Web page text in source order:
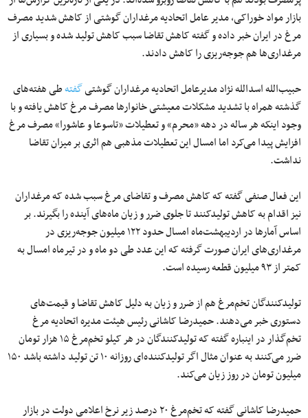
بازار مواد خوراکی، مدیر عامل اتحادیه مرغداران گوشتی از کاهش شدید مصرف
مرغ در ایران خبر داده و گفته کاهش تقاضا سبب کاهش تولید شده و بسیاری از
مرغداری‌ها هم جوجه‌ریزی را کاهش دادند.
حبیب‌الله اسدالله نژاد مدیرعامل اتحادیه مرغداران گوشتیگفتهطی هفته‌های
گذشته همراه با تشدید مشکلات معیشتی خانوارها مصرف مرغ کاهش یافته و با
وجود اینکه هر ساله در دهه «محرم» و تعطیلات «تاسوعا و عاشورا» مصرف مرغ
افزایش پیدا می‌کرد اما امسال این تعطیلات مذهبی هم اثری بر میزان تقاضا
نداشت.
این فعال صنفی گفته که کاهش مصرف و تقاضای مرغ سبب شده که مرغداران
نیز اقدام به کاهش تولیدکنند تا جلوی ضرر و زیان ماه‌های آینده را بگیرند. بر
اساس آمارها در اردیبهشت‌ماه امسال حدود ۱۲۲ میلیون جوجه‌ریزی در
مرغداری‌های ایران صورت گرفته که این عدد طی دو ماه و در تیرماه امسال به
کمتر از ۹۳ میلیون قطعه رسیده است.
تولیدکنندگان تخم‌مرغ هم از ضرر و زیان به دلیل کاهش تقاضا و قیمت‌های
دستوری خبر می‌دهند. حمیدرضا کاشانی رئیس هیئت مدیره اتحادیه مرغ
تخم‌گذار در اینباره گفته که تولیدکنندگان در هر کیلو تخم‌مرغ ۱۵ هزار تومان
ضرر می‌کنند به عنوان مثال اگر تولیدکننده‌ای روزانه ۱۰ تن تولید داشته باشد ۱۵۰
میلیون تومان در روز زیان می‌کند.
حمیدرضا کاشانی گفته که تخم‌مرغ ۲۰ درصد زیر نرخ اعلامی دولت در بازار